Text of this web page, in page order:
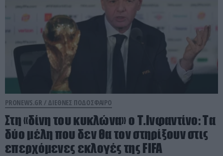
PRONEWS.GR / ΔΙΕΘΝΕΣ ΠΟΔΟΣΦΑΙΡΟ
Στη «δίνη του κυκλώνα» ο Τ.Ινφαντίνο: Τα
δύο μέλη που δεν θα τον στηρίξουν στις
επερχόμενες εκλογές της FIFA